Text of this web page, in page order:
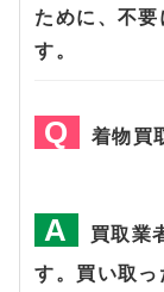
ために、不
す。
着物買
買取業
す。買い取っ